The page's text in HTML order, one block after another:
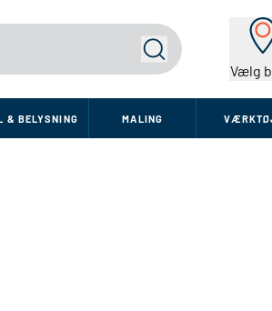
Vælg
Søg
& BELYSNING MALING